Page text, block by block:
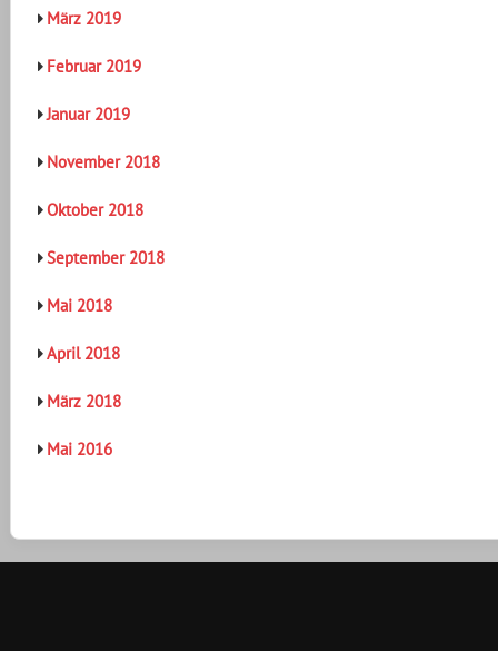
März 2019
Februar 2019
Januar 2019
November 2018
Oktober 2018
September 2018
Mai 2018
April 2018
März 2018
Mai 2016